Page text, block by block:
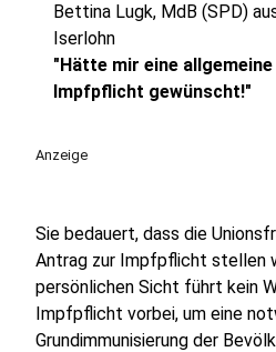
Bettina Lugk, MdB (SPD)
Iserlohn
"Hätte mir eine allgemeine
Impfpflicht gewünscht!"
Anzeige
Sie bedauert, dass die
Antrag zur Impfpflicht stellen
persönlichen Sicht führt kein
Impfpflicht vorbei, um eine
Grundimmunisierung der